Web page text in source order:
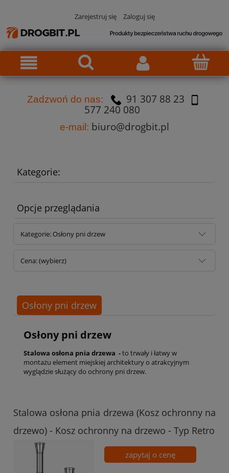
Zarejestruj się Zaloguj się
Zadzwoń do nas:
91 307 88 23
577 240 080
e-mail: biuro@drogbit.pl
Kategorie:
Opcje przeglądania
Kategorie: Osłony pni drzew
Cena: (wybierz)
Osłony pni drzew
Osłony pni drzew
Stalowa osłona pnia drzewa -to trwały i łatwy w
montażu element miejskiej architektury o atrakcyjnym
wyglądzie służący do ochrony pni drzew.
Stalowa osłona pnia drzewa (Kosz ochronny na
drzewo) - Kosz ochronny na drzewo - Typ Retro
zapytaj o cenę